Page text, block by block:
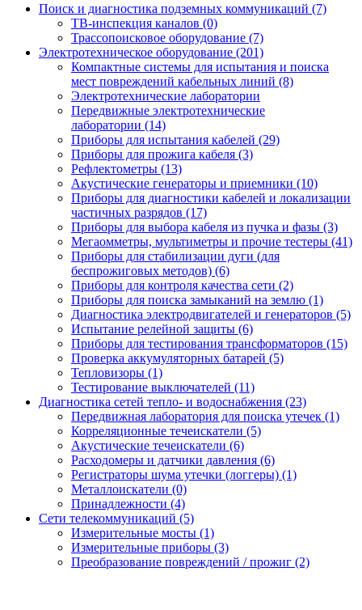
Поиск и диагностика подземных коммуникаций (7)
ТВ-инспекция каналов (0)
Трассопоисковое оборудование (7)
Электротехническое оборудование (201)
Компактные системы для испытания и поиска
мест повреждений кабельных линий (8)
Электротехнические лаборатории
Передвижные электротехнические
лаборатории (14)
Приборы для испытания кабелей (29)
Приборы для прожига кабеля (3)
Рефлектометры (13)
Акустические генераторы и приемники (10)
Приборы для диагностики кабелей и локализации
частичных разрядов (17)
Приборы для выбора кабеля из пучка и фазы (3)
Мегаомметры, мультиметры и прочие тестеры (41)
Приборы для стабилизации дуги (для
беспрожиговых методов) (6)
Приборы для контроля качества сети (2)
Приборы для поиска замыканий на землю (1)
Диагностика электродвигателей и генераторов (5)
Испытание релейной защиты (6)
Приборы для тестирования трансформаторов (15)
Проверка аккумуляторных батарей (5)
Тепловизоры (1)
Тестирование выключателей (11)
Диагностика сетей тепло- и водоснабжения (23)
Передвижная лаборатория для поиска утечек (1)
Корреляционные течеискатели (5)
Акустические течеискатели (6)
Расходомеры и датчики давления (6)
Регистраторы шума утечки (логгеры) (1)
Металлоискатели (0)
Принадлежности (4)
Сети телекоммуникаций (5)
Измерительные мосты (1)
Измерительные приборы (3)
Преобразование повреждений / прожиг (2)